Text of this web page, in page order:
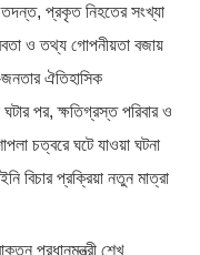
প্রকৃত নিহতের সংখ্যা
ও তথ্য গোপনীয়তা বজায়
ঐতিহাসিক
পর, ক্ষতিগ্রস্ত পরিবার ও
চত্বরে ঘটে যাওয়া ঘটনা
বিচার প্রক্রিয়া নতুন মাত্রা
প্রধানমন্ত্রী শেখ